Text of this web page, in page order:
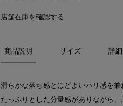
店舗在庫を確認する
商品説明 サイズ 詳細
滑らかな落ち感とほどよいハリ感を兼
たっぷりとした分量感がありながら